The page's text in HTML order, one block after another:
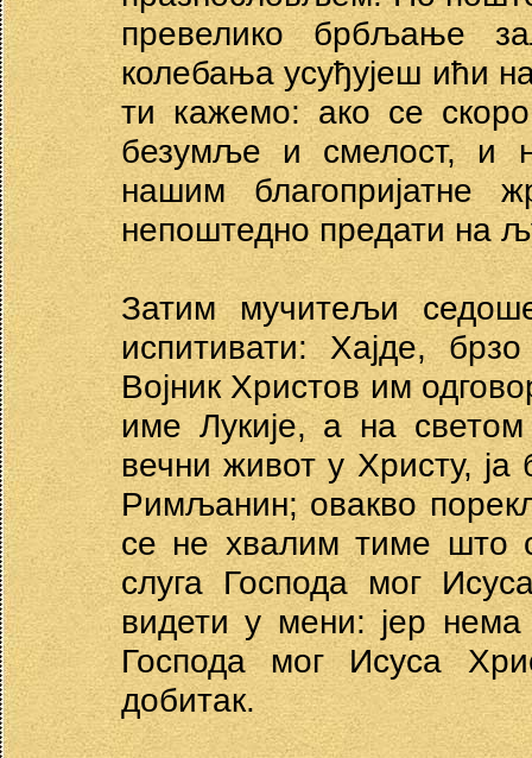
превелико брбљање
колебања усуђујеш ићи
ти кажемо: ако се
безумље и смелост, и
нашим благопријатне
непоштедно предати на
Затим мучитељи
испитивати: Хајде,
Војник Христов им
име Лукије, а на
вечни живот у Христу,
Римљанин; овакво
се не хвалим тиме
слуга Господа мог
видети у мени: јер
Господа мог Исуса
добитак.